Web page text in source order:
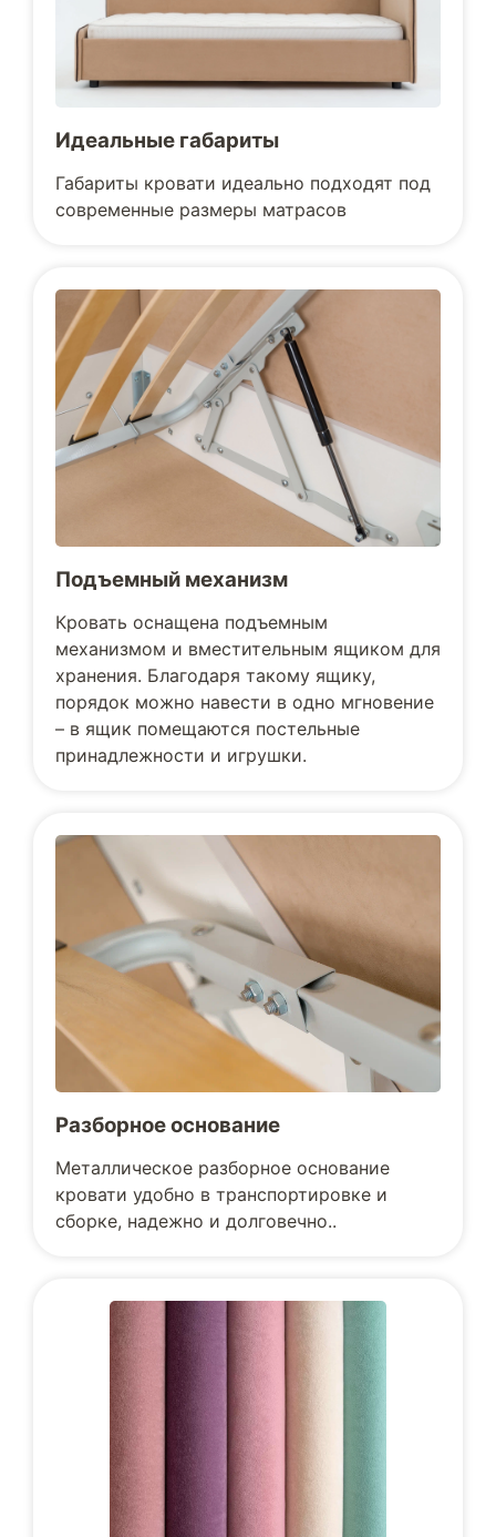
Идеальные габариты
Габариты кровати идеально подходят под
современные размеры матрасов
Подъемный механизм
Кровать оснащена подъемным
механизмом и вместительным ящиком для
хранения. Благодаря такому ящику,
порядок можно навести в одно мгновение
– в ящик помещаются постельные
принадлежности и игрушки.
Разборное основание
Металлическое разборное основание
кровати удобно в транспортировке и
сборке, надежно и долговечно..